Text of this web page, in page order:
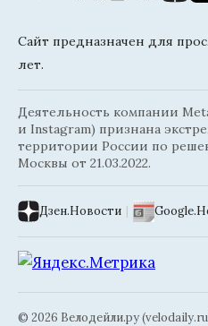
Сайт предназначен для
лет.
Деятельность компании
и Instagram) признана
территории России по
Москвы от 21.03.2022.
Дзен.Новости |
© 2026 Велодейли.ру